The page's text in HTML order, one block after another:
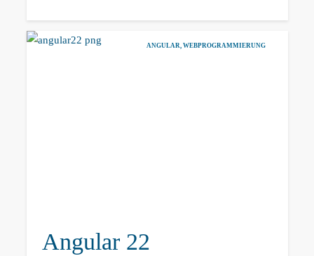
ANGULAR WEBPROGRAMMIERUNG
Angular 22